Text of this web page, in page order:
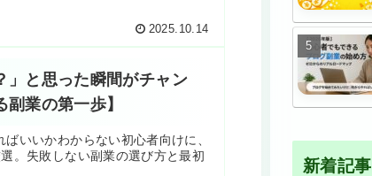
2025.10.14
」と思った瞬間がチャン
業の第一歩】
いいかわからない初心者向けに、
。失敗しない副業の選び方と最初
新着記事